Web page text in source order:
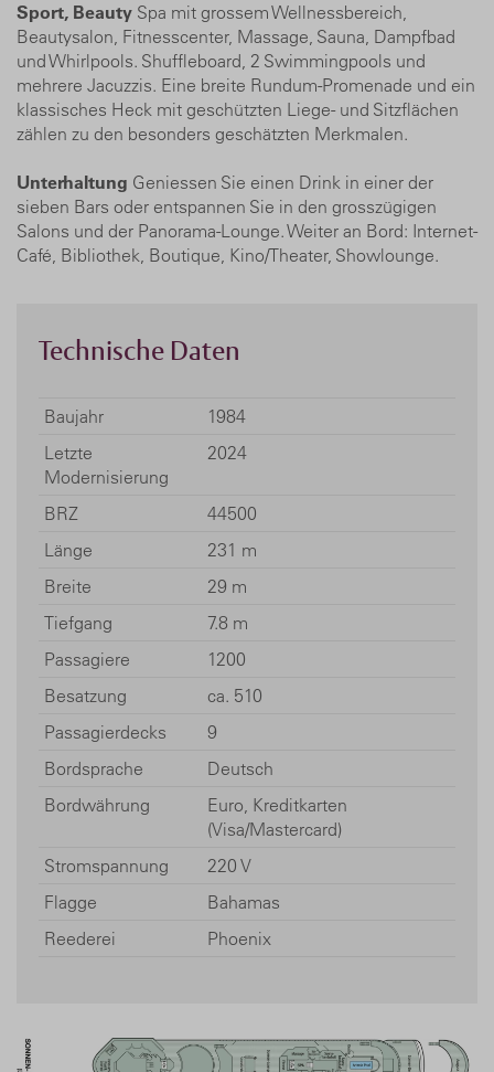
Sport, Beauty Spa mit grossem Wellnessbereich,
Beautysalon, Fitnesscenter, Massage, Sauna, Dampfbad
und Whirlpools. Shuffleboard, 2 Swimmingpools und
mehrere Jacuzzis. Eine breite Rundum-Promenade und ein
klassisches Heck mit geschützten Liege- und Sitzflächen
zählen zu den besonders geschätzten Merkmalen.
Unterhaltung Geniessen Sie einen Drink in einer der
sieben Bars oder entspannen Sie in den grosszügigen
Salons und der Panorama-Lounge. Weiter an Bord: Internet-
Café, Bibliothek, Boutique, Kino/Theater, Showlounge.
Technische Daten
Baujahr
1984
Letzte
Modernisierung
2024
BRZ
44500
Länge
231 m
Breite
29 m
Tiefgang
7.8 m
Passagiere
1200
Besatzung
ca. 510
Passagierdecks
9
Bordsprache
Deutsch
Bordwährung
Euro, Kreditkarten
(Visa/Mastercard)
Stromspannung
220 V
Flagge
Bahamas
Reederei
Phoenix